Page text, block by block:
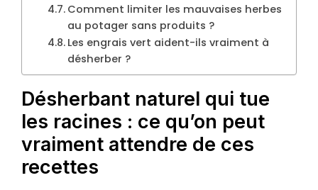
Comment limiter les mauvaises herbes
au potager sans produits ?
Les engrais vert aident-ils vraiment à
désherber ?
Désherbant naturel qui tue
les racines : ce qu’on peut
vraiment attendre de ces
recettes